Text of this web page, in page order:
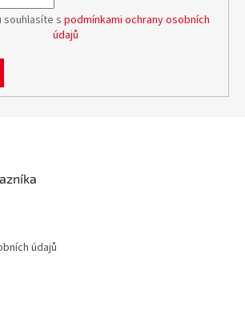
souhlasíte spodmínkami ochrany osobních
údajů
údajů